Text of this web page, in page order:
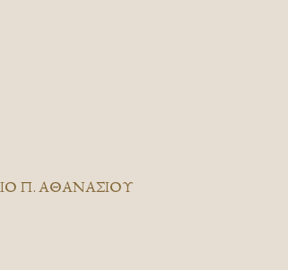
Π. ΑΘΑΝΑΣΙΟΥ